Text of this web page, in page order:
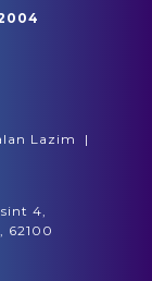
Lazim |
4,
62100